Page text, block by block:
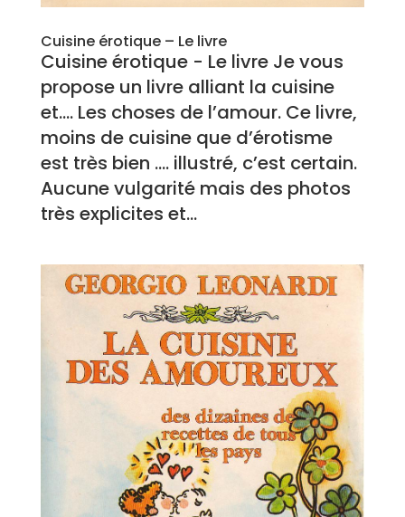
Cuisine érotique – Le livre
Cuisine érotique - Le livre Je vous
propose un livre alliant la cuisine
et…. Les choses de l’amour. Ce livre,
moins de cuisine que d’érotisme
est très bien …. illustré, c’est certain.
Aucune vulgarité mais des photos
très explicites et...